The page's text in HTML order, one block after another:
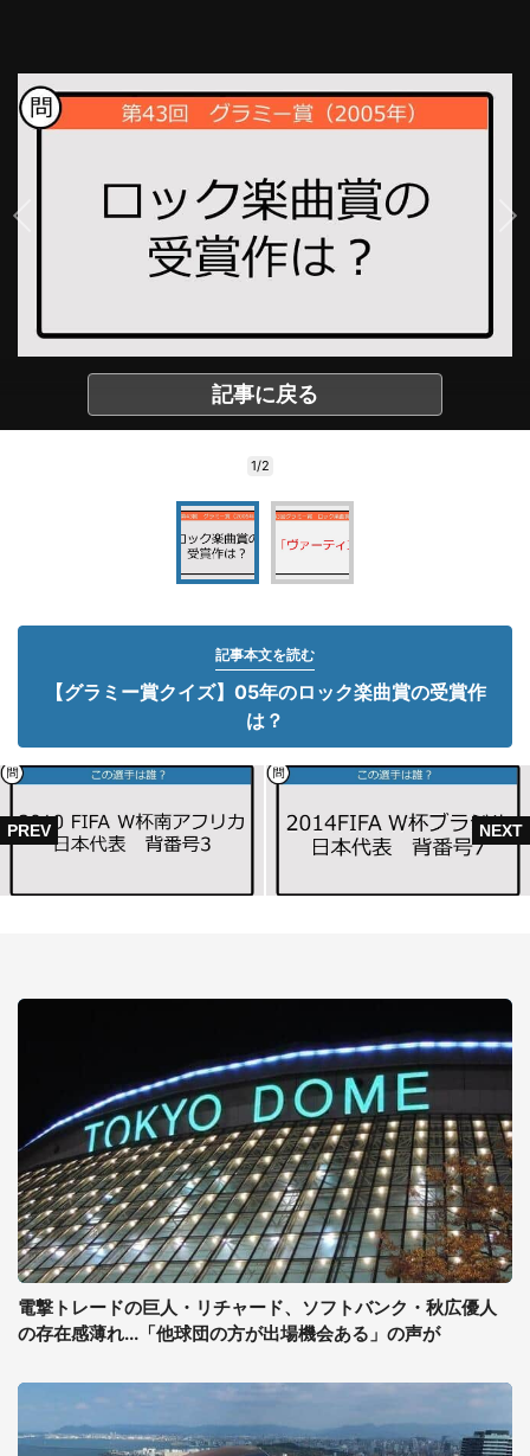
記事に戻る
1/2
記事本文を読む
【グラミー賞クイズ】05年のロック楽曲賞の受賞作
は？
電撃トレードの巨人・リチャード、ソフトバンク・秋広優人
の存在感薄れ...「他球団の方が出場機会ある」の声が